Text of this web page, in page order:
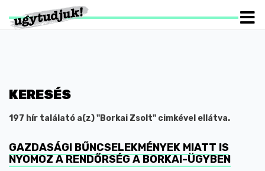
KERESÉS
197 hír találató a(z) "Borkai Zsolt" cimkével ellátva.
GAZDASÁGI BŰNCSELEKMÉNYEK MIATT IS
NYOMOZ A RENDŐRSÉG A BORKAI-ÜGYBEN